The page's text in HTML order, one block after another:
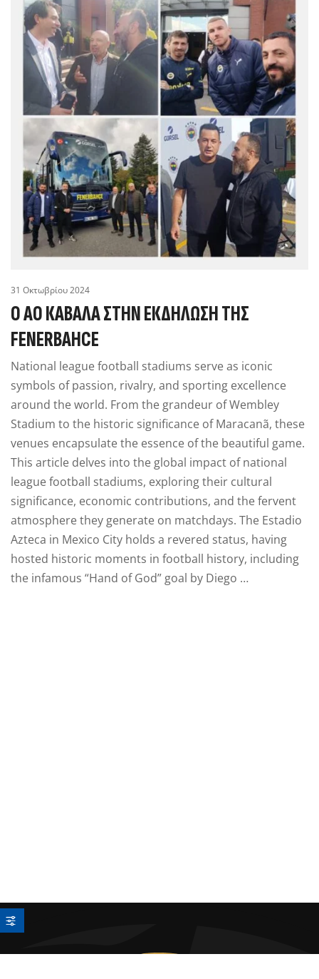
31 Οκτωβρίου 2024
Ο ΑΟ ΚΑΒΆΛΑ ΣΤΗΝ ΕΚΔΉΛΩΣΗ ΤΗΣ
FENERBAHCE
National league football stadiums serve as iconic
symbols of passion, rivalry, and sporting excellence
around the world. From the grandeur of Wembley
Stadium to the historic significance of Maracanã, these
venues encapsulate the essence of the beautiful game.
This article delves into the global impact of national
league football stadiums, exploring their cultural
significance, economic contributions, and the fervent
atmosphere they generate on matchdays. The Estadio
Azteca in Mexico City holds a revered status, having
hosted historic moments in football history, including
the infamous “Hand of God” goal by Diego …